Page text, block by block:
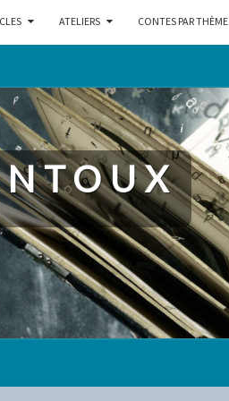
ATELIERS CONTES PAR THÈME